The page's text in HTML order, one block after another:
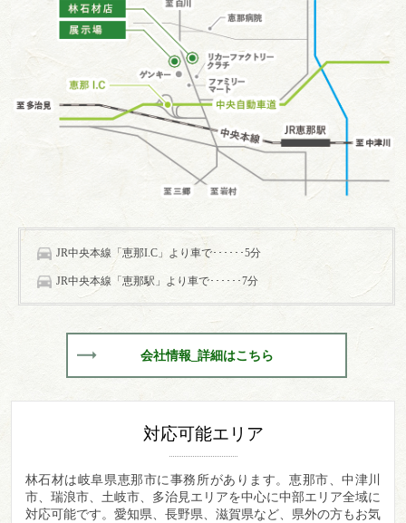
JR中央本線「恵那I.C」より車で･･････5分
JR中央本線「恵那駅」より車で･･････7分
会社情報_詳細はこちら
対応可能エリア
林石材は岐阜県恵那市に事務所があります。 恵那市、中津川
市、瑞浪市、土岐市、多治見エリアを中心に中部エリア全域に
対応可能です。愛知県、長野県、滋賀県など、県外の方もお気